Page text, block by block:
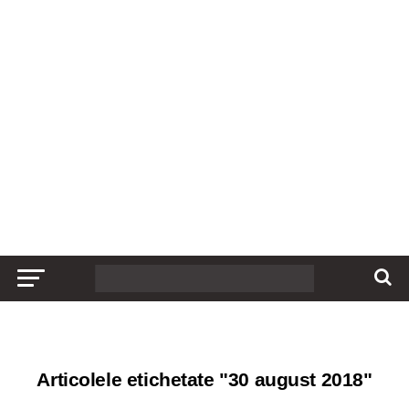
Articolele etichetate "30 august 2018"